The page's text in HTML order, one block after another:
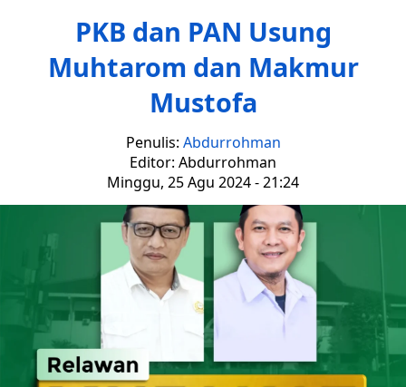
PKB dan PAN Usung
Muhtarom dan Makmur
Mustofa
Penulis: Abdurrohman
Editor: Abdurrohman
Minggu, 25 Agu 2024 - 21:24